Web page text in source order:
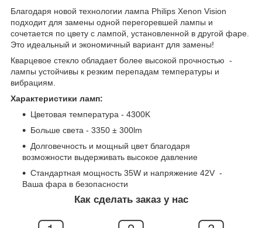
Благодаря новой технологии лампа Philips Xenon Vision
подходит для замены одной перегоревшей лампы и
сочетается по цвету с лампой, установленной в другой фаре.
Это идеальный и экономичный вариант для замены!
Кварцевое стекло обладает более высокой прочностью -
лампы устойчивы к резким перепадам температуры и
вибрациям.
Характеристики ламп:
Цветовая температура - 4300K
Больше света - 3350 ± 300lm
Долговечность и мощный цвет благодаря
возможности выдерживать высокое давление
Стандартная мощность 35W и напряжение 42V -
Ваша фара в безопасности
Как сделать заказ у нас